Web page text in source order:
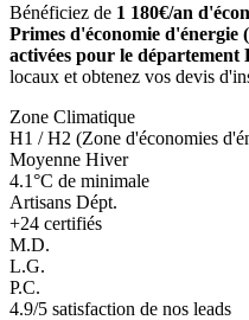
Bénéficiez de 1 180€/an
Primes d'économie
activées pour le département
locaux et obtenez vos devis
Zone Climatique
H1 / H2 (Zone d'économies
Moyenne Hiver
4.1°C de minimale
Artisans Dépt.
+24 certifiés
M.D.
L.G.
P.C.
4.9/5 satisfaction de nos leads